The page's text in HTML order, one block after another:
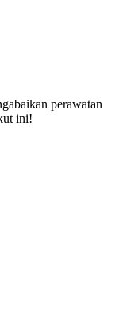
perawatan
ini!